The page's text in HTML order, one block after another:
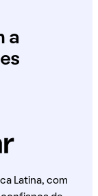
a
Latina, com